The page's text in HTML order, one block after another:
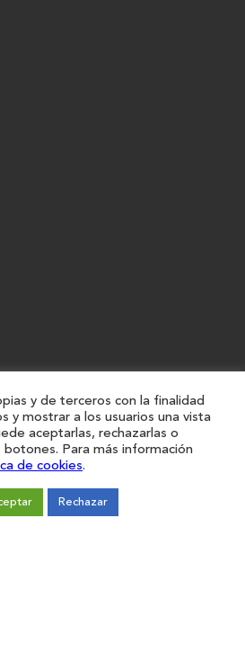
y de terceros con la finalidad
y mostrar a los usuarios una vista
aceptarlas, rechazarlas o
botones. Para más información
de cookies.
Rechazar